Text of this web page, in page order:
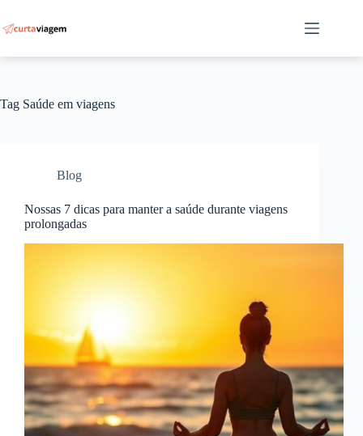
para
o
Tag Saúde em viagens
Blog
Nossas 7 dicas para manter a saúde durante viagens
prolongadas